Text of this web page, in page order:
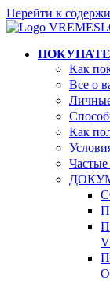
Перейти к
Как
Все о
Как